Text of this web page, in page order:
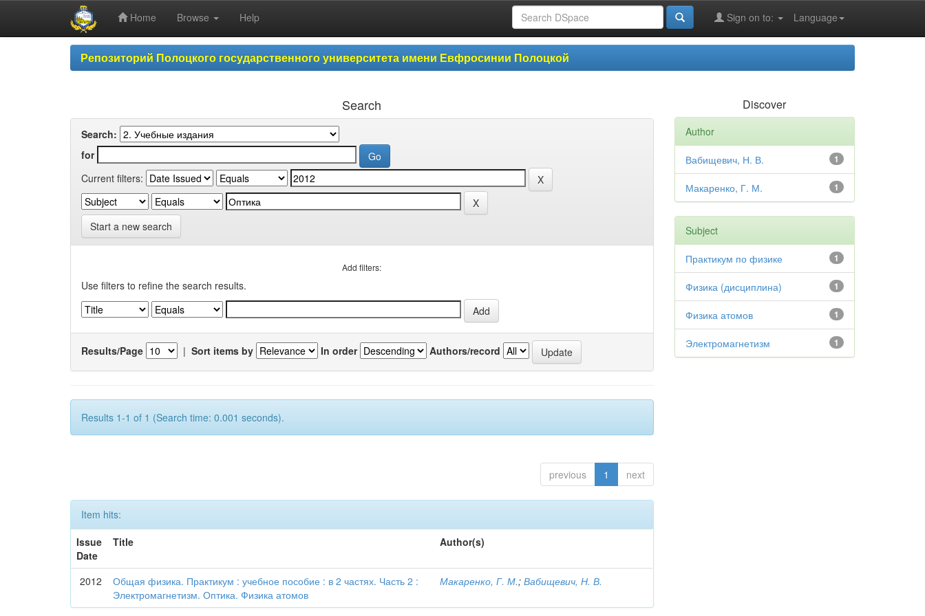
Home Browse Help Language
Sign on to:
Репозиторий Полоцкого государственного университета имени Евфросинии Полоцкой
Search
Search:
for
Current filters:
Start a new search
Add filters:
Use filters to refine the search results.
Results/Page | Sort items by In order Authors/record
Results 1-1 of 1 (Search time: 0.001 seconds).
previous 1 next
Item hits:
Issue
Date
Title Author(s)
2012
Общая физика. Практикум : учебное пособие : в 2 частях. Часть 2 :
Электромагнетизм. Оптика. Физика атомов
Макаренко, Г. М.;Вабищевич, Н. В.
Discover
Author
1
Вабищевич, Н. В.
1
Макаренко, Г. М.
Subject
1
Практикум по физике
1
Физика (дисциплина)
1
Физика атомов
1
Электромагнетизм